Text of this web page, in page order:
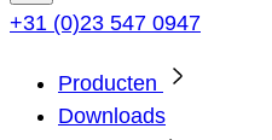
+31 (0)23 547 0947
Producten
Downloads